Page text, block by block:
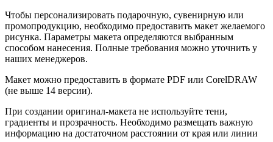
Чтобы персонализировать подарочную, сувенирную или
промопродукцию, необходимо предоставить макет желаемого
рисунка. Параметры макета определяются выбранным
способом нанесения. Полные требования можно уточнить у
наших менеджеров.
Макет можно предоставить в формате PDF или CorelDRAW
(не выше 14 версии).
При создании оригинал-макета не используйте тени,
градиенты и прозрачность. Необходимо размещать важную
информацию на достаточном расстоянии от края или линии